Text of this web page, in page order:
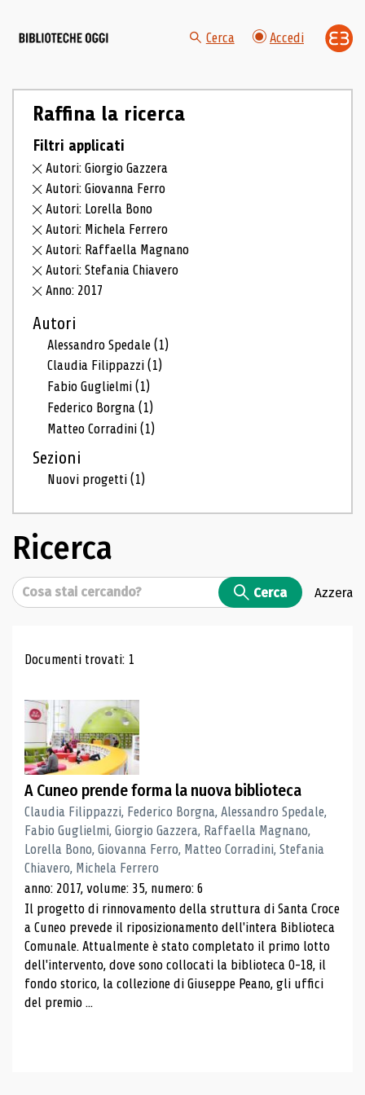
Cerca Accedi
Raffina la ricerca
Filtri applicati
Autori: Giorgio Gazzera
Autori: Giovanna Ferro
Autori: Lorella Bono
Autori: Michela Ferrero
Autori: Raffaella Magnano
Autori: Stefania Chiavero
Anno: 2017
Autori
Alessandro Spedale(1)
Claudia Filippazzi(1)
Fabio Guglielmi(1)
Federico Borgna(1)
Matteo Corradini(1)
Sezioni
Nuovi progetti(1)
Ricerca
Cerca Cerca Azzera
Risultati di ricerca
Documenti trovati: 1
A Cuneo prende forma la nuova biblioteca
Claudia Filippazzi, Federico Borgna, Alessandro Spedale,
Fabio Guglielmi, Giorgio Gazzera, Raffaella Magnano,
Lorella Bono, Giovanna Ferro, Matteo Corradini, Stefania
Chiavero, Michela Ferrero
anno: 2017, volume: 35, numero: 6
Il progetto di rinnovamento della struttura di Santa Croce
a Cuneo prevede il riposizionamento dell'intera Biblioteca
Comunale. Attualmente è stato completato il primo lotto
dell'intervento, dove sono collocati la biblioteca 0-18, il
fondo storico, la collezione di Giuseppe Peano, gli uffici
del premio ...